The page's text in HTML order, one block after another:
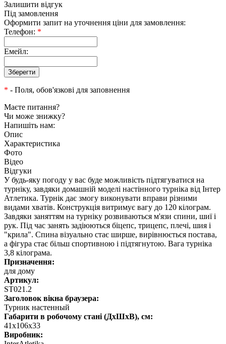
Залишити відгук
Під замовлення
Оформити запит на уточнення ціни для замовлення:
Телефон: *
Емейл:
* - Поля, обов'язкові для заповнення
Маєте питання?
Чи може знижку?
Напишіть нам:
Опис
Характеристика
Фото
Відео
Відгуки
У будь-яку погоду у вас буде можливість підтягуватися на
турніку, завдяки домашній моделі настінного турніка від Інтер
Атлетика. Турнік дає змогу виконувати вправи різними
видами хватів. Конструкція витримує вагу до 120 кілограм.
Завдяки заняттям на турніку розвиваються м'язи спини, шиї і
рук. Під час занять задіюються біцепс, трицепс, плечі, шия і
"крила". Спина візуально стає ширше, вирівнюється постава,
а фігура стає більш спортивною і підтягнутою. Вага турніка
3,8 кілограма.
Призначення:
для дому
Артикул:
SТ021.2
Заголовок вікна браузера:
Турник настенный
Габарити в робочому стані (ДхШхВ), см:
41х106х33
Виробник: